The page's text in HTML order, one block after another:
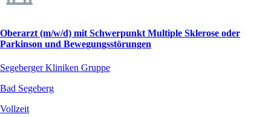
Oberarzt (m/w/d) mit Schwerpunkt Multiple Sklerose oder
Parkinson und Bewegungsstörungen
Segeberger Kliniken Gruppe
Bad Segeberg
Vollzeit